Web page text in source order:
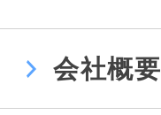
会社概要